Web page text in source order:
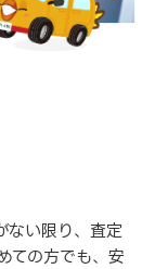
ない限り、査定
ての方でも、安